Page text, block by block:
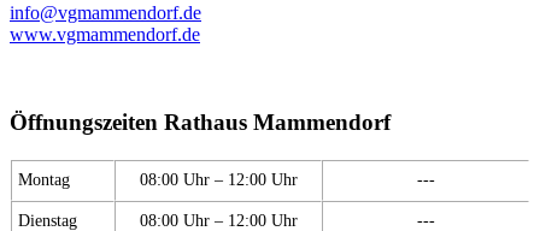
info@vgmammendorf.de
www.vgmammendorf.de
Öffnungszeiten Rathaus Mammendorf
Montag 08:00 Uhr – 12:00 Uhr ---
Dienstag 08:00 Uhr – 12:00 Uhr ---